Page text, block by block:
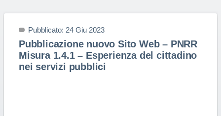
Pubblicato: 24 Giu 2023
Pubblicazione nuovo Sito Web – PNRR
Misura 1.4.1 – Esperienza del cittadino
nei servizi pubblici